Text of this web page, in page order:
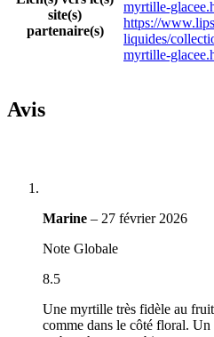
site(s)
partenaire(s)
myrtille-
https://
liquides/
myrtille-
Avis
Marine – 27 février 2026
Note Globale
8.5
Une myrtille très fidèle au
comme dans le côté floral. Un